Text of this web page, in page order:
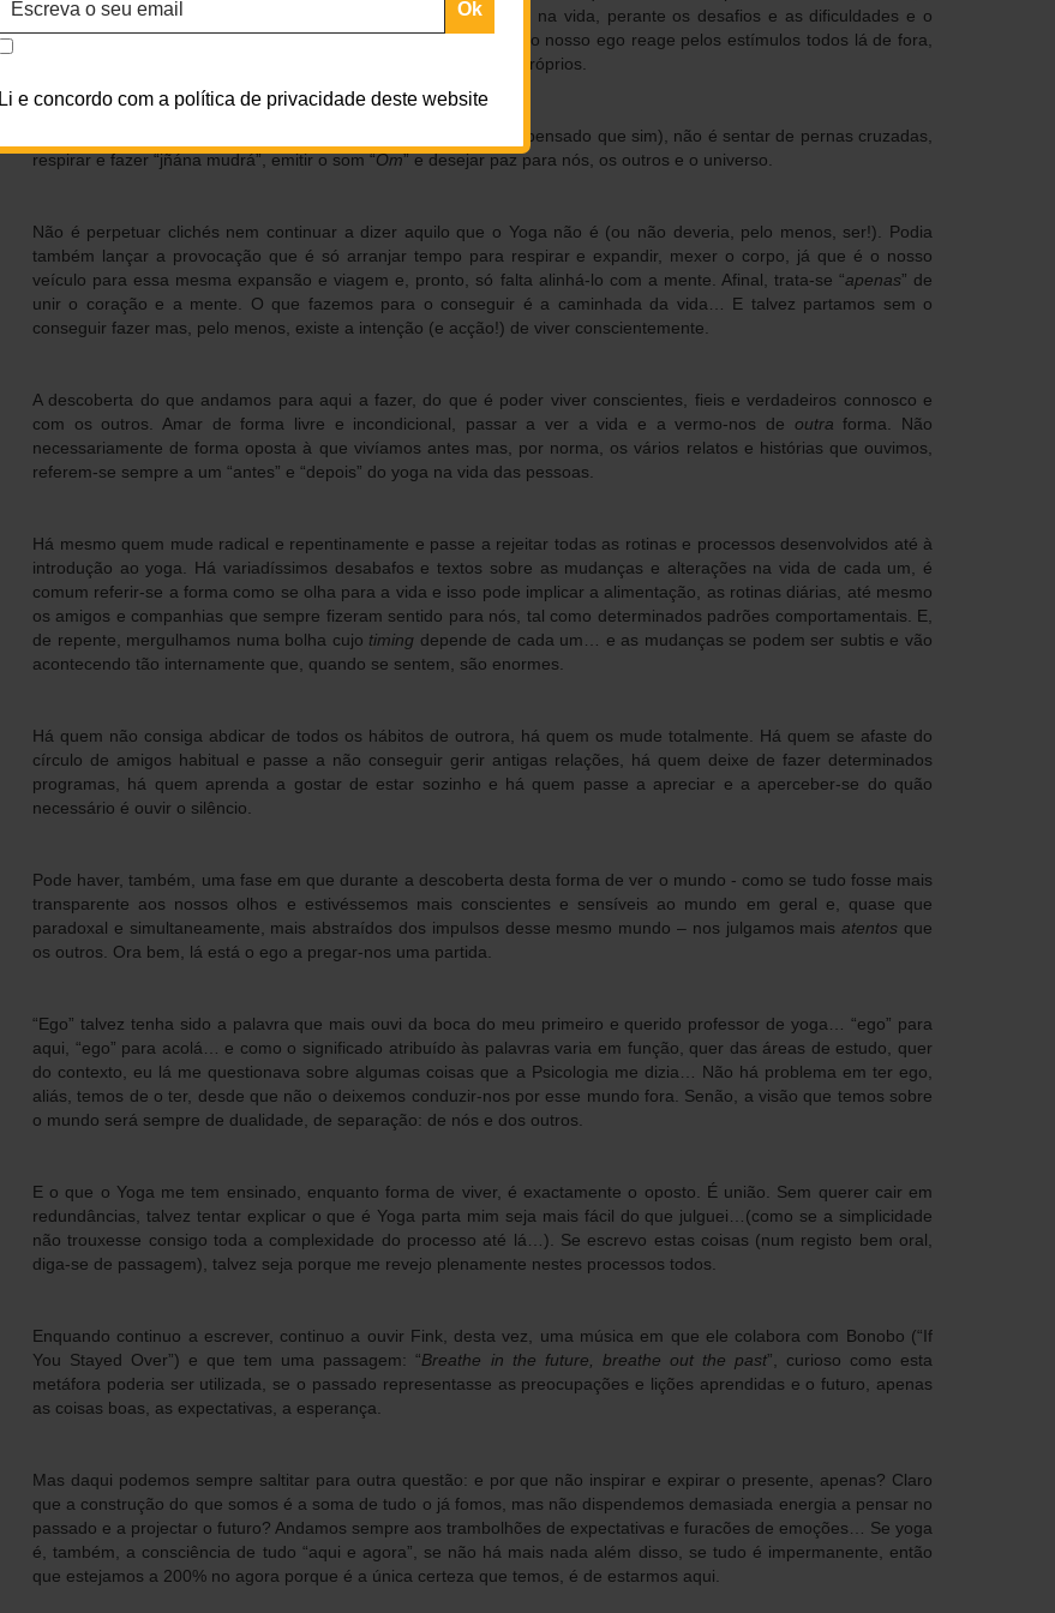
que faz sentido para nós, a forma honesta e tranquila de estar na vida, perante os desafios e as dificuldades e o
sofrimento. Se nos desapegarmos dos apelos constantes a que o nosso ego reage pelos estímulos todos lá de fora,
do dia-a-dia, seremos, sem dúvida, mais verdadeiros connosco próprios.
(ainda que durante muito tempo tenha pensado que sim), não é sentar de pernas cruzadas,
respirar e fazer “jñána mudrá”, emitir o som “Om” e desejar paz para nós, os outros e o universo.
Não é perpetuar clichés nem continuar a dizer aquilo que o Yoga não é (ou não deveria, pelo menos, ser!). Podia
também lançar a provocação que é só arranjar tempo para respirar e expandir, mexer o corpo, já que é o nosso
veículo para essa mesma expansão e viagem e, pronto, só falta alinhá-lo com a mente. Afinal, trata-se “apenas” de
unir o coração e a mente. O que fazemos para o conseguir é a caminhada da vida… E talvez partamos sem o
conseguir fazer mas, pelo menos, existe a intenção (e acção!) de viver conscientemente.
A descoberta do que andamos para aqui a fazer, do que é poder viver conscientes, fieis e verdadeiros connosco e
com os outros. Amar de forma livre e incondicional, passar a ver a vida e a vermo-nos de outra forma. Não
necessariamente de forma oposta à que vivíamos antes mas, por norma, os vários relatos e histórias que ouvimos,
referem-se sempre a um “antes” e “depois” do yoga na vida das pessoas.
Há mesmo quem mude radical e repentinamente e passe a rejeitar todas as rotinas e processos desenvolvidos até à
introdução ao yoga. Há variadíssimos desabafos e textos sobre as mudanças e alterações na vida de cada um, é
comum referir-se a forma como se olha para a vida e isso pode implicar a alimentação, as rotinas diárias, até mesmo
os amigos e companhias que sempre fizeram sentido para nós, tal como determinados padrões comportamentais. E,
de repente, mergulhamos numa bolha cujo timing depende de cada um… e as mudanças se podem ser subtis e vão
acontecendo tão internamente que, quando se sentem, são enormes.
Há quem não consiga abdicar de todos os hábitos de outrora, há quem os mude totalmente. Há quem se afaste do
círculo de amigos habitual e passe a não conseguir gerir antigas relações, há quem deixe de fazer determinados
programas, há quem aprenda a gostar de estar sozinho e há quem passe a apreciar e a aperceber-se do quão
necessário é ouvir o silêncio.
Pode haver, também, uma fase em que durante a descoberta desta forma de ver o mundo - como se tudo fosse mais
transparente aos nossos olhos e estivéssemos mais conscientes e sensíveis ao mundo em geral e, quase que
paradoxal e simultaneamente, mais abstraídos dos impulsos desse mesmo mundo – nos julgamos maisatentos que
os outros. Ora bem, lá está o ego a pregar-nos uma partida.
“Ego” talvez tenha sido a palavra que mais ouvi da boca do meu primeiro e querido professor de yoga… “ego” para
aqui, “ego” para acolá… e como o significado atribuído às palavras varia em função, quer das áreas de estudo, quer
do contexto, eu lá me questionava sobre algumas coisas que a Psicologia me dizia… Não há problema em ter ego,
aliás, temos de o ter, desde que não o deixemos conduzir-nos por esse mundo fora. Senão, a visão que temos sobre
o mundo será sempre de dualidade, de separação: de nós e dos outros.
E o que o Yoga me tem ensinado, enquanto forma de viver, é exactamente o oposto. É união. Sem querer cair em
redundâncias, talvez tentar explicar o que é Yoga parta mim seja mais fácil do que julguei…(como se a simplicidade
não trouxesse consigo toda a complexidade do processo até lá…). Se escrevo estas coisas (num registo bem oral,
diga-se de passagem), talvez seja porque me revejo plenamente nestes processos todos.
Enquando continuo a escrever, continuo a ouvir Fink, desta vez, uma música em que ele colabora com Bonobo (“If
You Stayed Over”) e que tem uma passagem: “Breathe in the future, breathe out the past”, curioso como esta
metáfora poderia ser utilizada, se o passado representasse as preocupações e lições aprendidas e o futuro, apenas
as coisas boas, as expectativas, a esperança.
Mas daqui podemos sempre saltitar para outra questão: e por que não inspirar e expirar o presente, apenas? Claro
que a construção do que somos é a soma de tudo o já fomos, mas não dispendemos demasiada energia a pensar no
passado e a projectar o futuro? Andamos sempre aos trambolhões de expectativas e furacões de emoções… Se yoga
é, também, a consciência de tudo “aqui e agora”, se não há mais nada além disso, se tudo é impermanente, então
que estejamos a 200% no agora porque é a única certeza que temos, é de estarmos aqui.
Li e concordo com a política de privacidade deste website